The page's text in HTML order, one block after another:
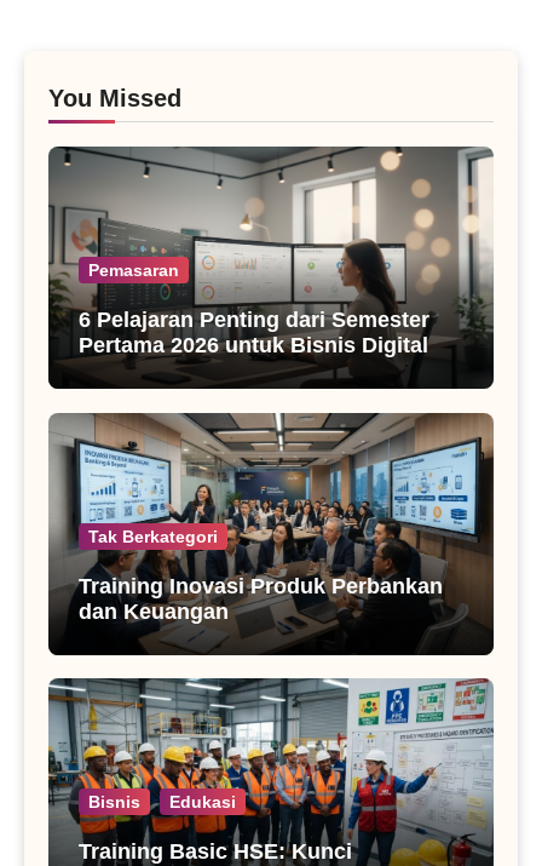
You Missed
Pemasaran
6 Pelajaran Penting dari Semester
Pertama 2026 untuk Bisnis Digital
Tak Berkategori
Training Inovasi Produk Perbankan
dan Keuangan
Bisnis Edukasi
Training Basic HSE: Kunci